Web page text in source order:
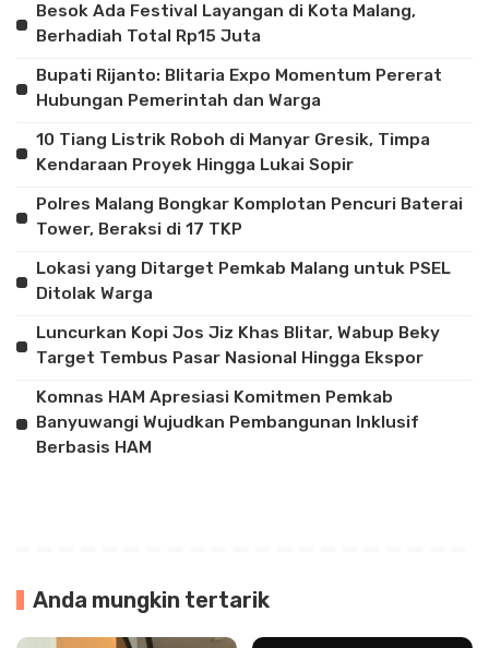
Besok Ada Festival Layangan di Kota Malang,
Berhadiah Total Rp15 Juta
Bupati Rijanto: Blitaria Expo Momentum Pererat
Hubungan Pemerintah dan Warga
10 Tiang Listrik Roboh di Manyar Gresik, Timpa
Kendaraan Proyek Hingga Lukai Sopir
Polres Malang Bongkar Komplotan Pencuri Baterai
Tower, Beraksi di 17 TKP
Lokasi yang Ditarget Pemkab Malang untuk PSEL
Ditolak Warga
Luncurkan Kopi Jos Jiz Khas Blitar, Wabup Beky
Target Tembus Pasar Nasional Hingga Ekspor
Komnas HAM Apresiasi Komitmen Pemkab
Banyuwangi Wujudkan Pembangunan Inklusif
Berbasis HAM
Anda mungkin tertarik